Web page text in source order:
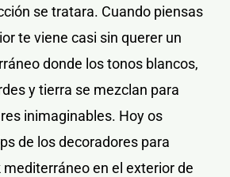
se tratara. Cuando piensas
te viene casi sin querer un
donde los tonos blancos,
y tierra se mezclan para
inimaginables. Hoy os
de los decoradores para
en el exterior de